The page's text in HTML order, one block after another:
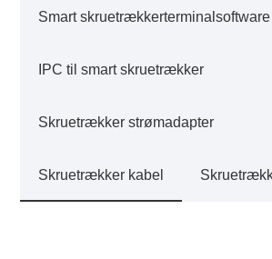
Smart skruetrækkerterminalsoftware
IPC til smart skruetrækker
Skruetrækker strømadapter
Skruetrækker kabel